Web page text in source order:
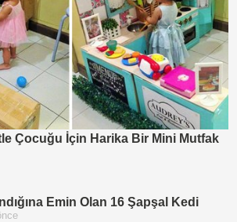
Çocuğu İçin Harika Bir Mini Mutfak
Emin Olan 16 Şapşal Kedi